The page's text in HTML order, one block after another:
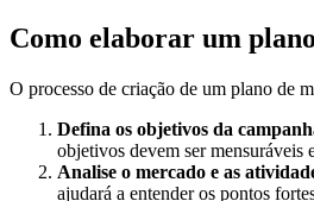
Como elaborar um
O processo de criação de um plano de
Defina os objetivos da
objetivos devem ser mensuráveis
Analise o mercado e as
ajudará a entender os pontos